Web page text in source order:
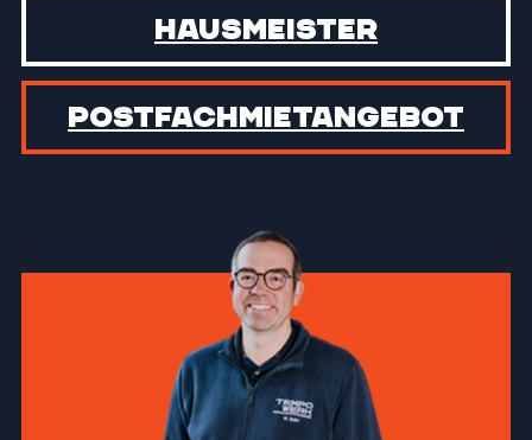
Hausmeister
Postfach­mietangebot